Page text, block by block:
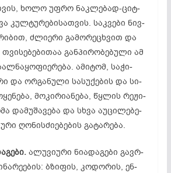
ხო­ლო უფ­რო ნაკ­ლე­ბად-ციტ­
კულ­ტუ­რე­­ბი­სათ­ვის. საკ­ვე­ბი ნივ­
ძლი­ე­რი გა­­მო­­რეც­ხვით და
განპი­რო­ბე­ბული ამ
ამ­იტ­ომ, სა­­ჭი­
და ორ­გა­ნუ­ლი სა­სუ­ქე­ბის და სი­
მო­კი­რი­ან­ე­ბა, წყლის რე­ჟი­
და­მუ­შა­ვე­ბა და სხვა აუც­ილ­ებ­ე­
ღო­ნის­­ძიე­ბე­ბის გატარება.
აგები.ალ­უვ­ი­უ­რი ნი­ად­აგ­ე­ბი გავრ­
ბზი­ფის, კო­დო­რის, ენ­